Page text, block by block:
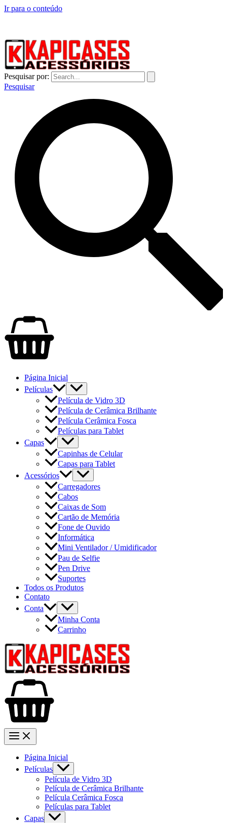
Ir para o conteúdo
Pesquisar por:
Pesquisar
Página Inicial
Películas
Película de Vidro 3D
Película de Cerâmica Brilhante
Película Cerâmica Fosca
Películas para Tablet
Capas
Capinhas de Celular
Capas para Tablet
Acessórios
Carregadores
Cabos
Caixas de Som
Cartão de Memória
Fone de Ouvido
Informática
Mini Ventilador / Umidificador
Pau de Selfie
Pen Drive
Suportes
Todos os Produtos
Contato
Conta
Minha Conta
Carrinho
Página Inicial
Películas
Película de Vidro 3D
Película de Cerâmica Brilhante
Película Cerâmica Fosca
Películas para Tablet
Capas